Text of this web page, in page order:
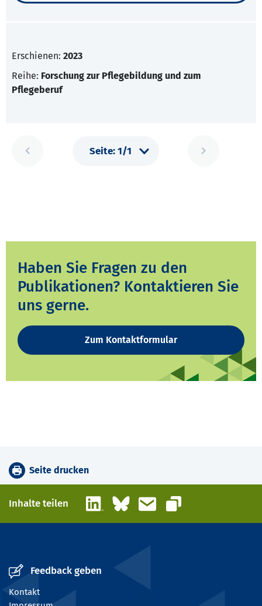
Erschienen: 2023
Reihe: Forschung zur Pflegebildung und zum
Pflegeberuf
Haben Sie Fragen zu den
Publikationen? Kontaktieren Sie
uns gerne.
Zum Kontaktformular
Seite drucken
Inhalte teilen LinkedInBlueskyE-Mail
Link kopieren
Feedback geben
Kontakt